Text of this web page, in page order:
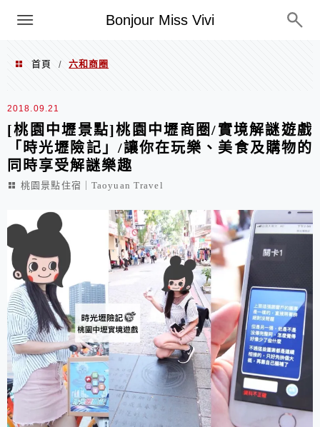
Bonjour Miss Vivi
選單
首頁 / 六和商圈
六和商圈
2018.09.21
[桃園中壢景點]桃園中壢商圈/實境解謎遊戲
「時光壢險記」/讓你在玩樂、美食及購物的
同時享受解謎樂趣
桃園景點住宿｜Taoyuan Travel